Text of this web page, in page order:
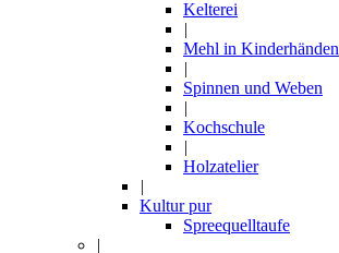
Kelterei
|
Mehl in Kinderhänden
|
Spinnen und Weben
|
Kochschule
|
Holzatelier
|
Kultur pur
Spreequelltaufe
|